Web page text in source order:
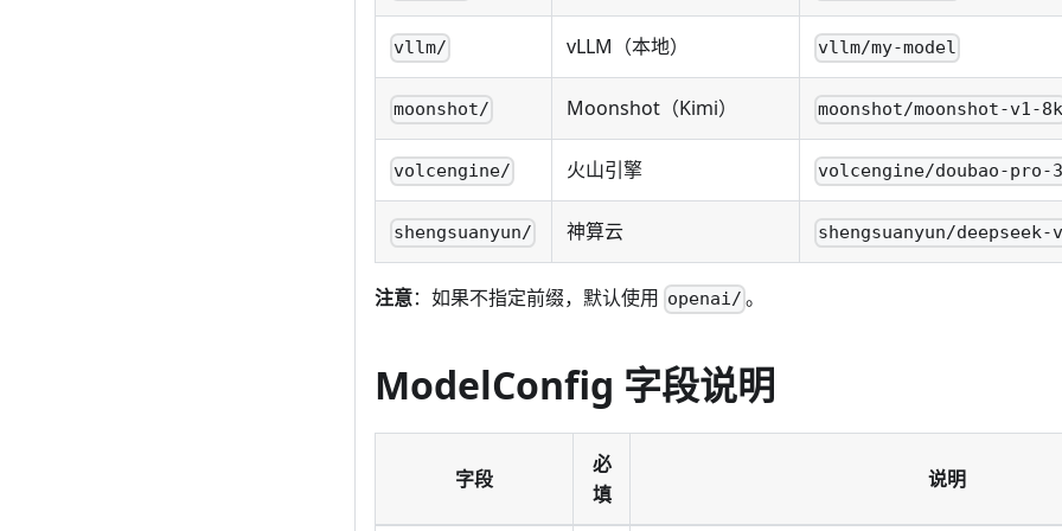
vllm/ vLLM（本地） vllm/my-model
moonshot/ Moonshot（Kimi） moonshot/moonshot-v1-8k
volcengine/ 火山引擎 volcengine/doubao-pro-
shengsuanyun/ 神算云 shengsuanyun/deepseek-
注意：如果不指定前缀，默认使用 openai/ 。
ModelConfig 字段说明
字段
必
填
说明